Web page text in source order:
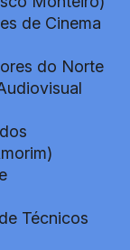
de Cinema
do Norte
Técnicos